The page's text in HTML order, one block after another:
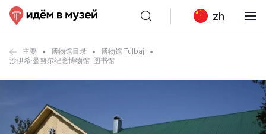
zh
主要 博物馆目录
博物馆 Tulbaj
沙伊希·曼努尔纪念博物馆-图书馆